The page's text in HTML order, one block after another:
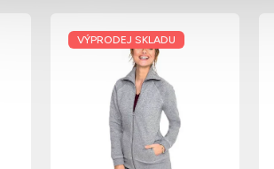
VÝPRODEJ SKLADU